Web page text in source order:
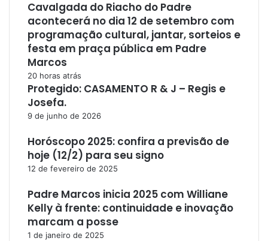
Cavalgada do Riacho do Padre
acontecerá no dia 12 de setembro com
programação cultural, jantar, sorteios e
festa em praça pública em Padre
Marcos
20 horas atrás
Protegido: CASAMENTO R & J – Regis e
Josefa.
9 de junho de 2026
Horóscopo 2025: confira a previsão de
hoje (12/2) para seu signo
12 de fevereiro de 2025
Padre Marcos inicia 2025 com Williane
Kelly à frente: continuidade e inovação
marcam a posse
1 de janeiro de 2025